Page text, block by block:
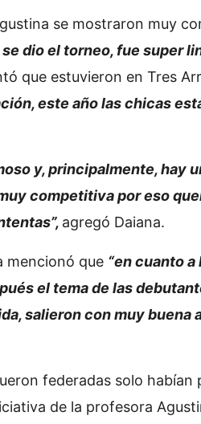
se mostraron muy
dio el torneo, fue super
que estuvieron en Tres
este año las chicas
y, principalmente, hay
competitiva por eso
agregó Daiana.
mencionó que “en cuanto
el tema de las
salieron con muy buena
federadas solo
de la profesora